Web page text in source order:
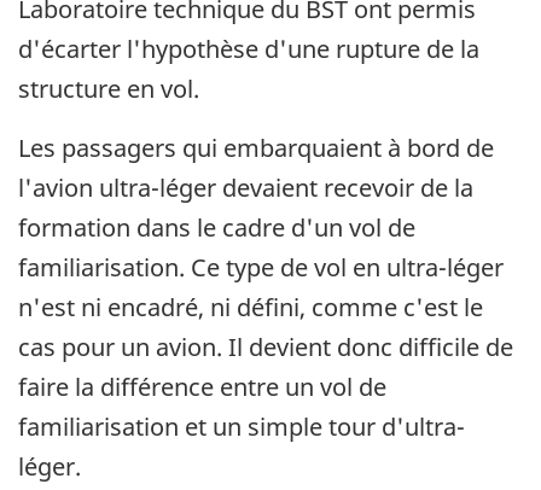
Laboratoire technique du BST ont permis
d'écarter l'hypothèse d'une rupture de la
structure en vol.
Les passagers qui embarquaient à bord de
l'avion ultra-léger devaient recevoir de la
formation dans le cadre d'un vol de
familiarisation. Ce type de vol en ultra-léger
n'est ni encadré, ni défini, comme c'est le
cas pour un avion. Il devient donc difficile de
faire la différence entre un vol de
familiarisation et un simple tour d'ultra-
léger.